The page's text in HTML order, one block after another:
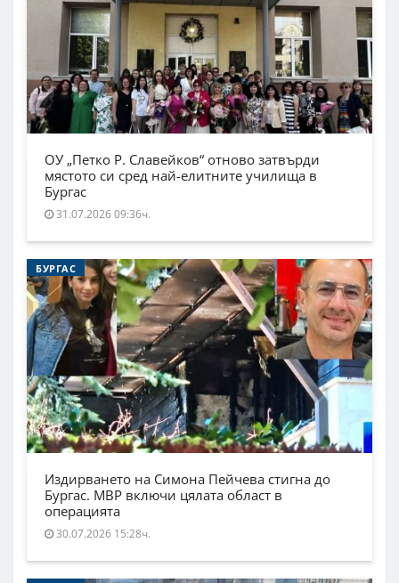
ОУ „Петко Р. Славейков“ отново затвърди
мястото си сред най-елитните училища в
Бургас
31.07.2026 09:36ч.
БУРГАС
Издирването на Симона Пейчева стигна до
Бургас. МВР включи цялата област в
операцията
30.07.2026 15:28ч.